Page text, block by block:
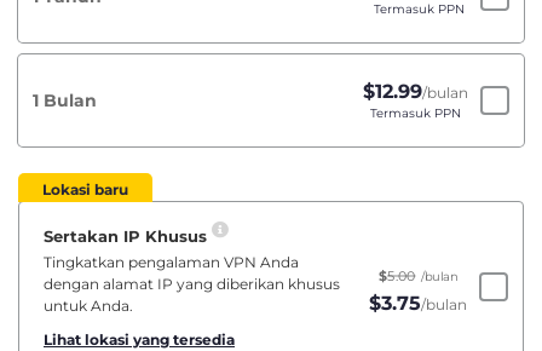
Termasuk PPN
1 Bulan $12.99/bulan
Termasuk PPN
Lokasi baru
Sertakan IP Khusus
Tingkatkan pengalaman VPN Anda
dengan alamat IP yang diberikan khusus
untuk Anda.
Lihat lokasi yang tersedia
$5.00 /bulan
$3.75/bulan